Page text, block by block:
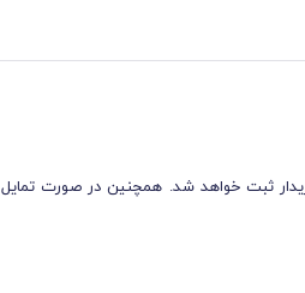
ثبت خواهد شد. همچنین در صورت تمایل